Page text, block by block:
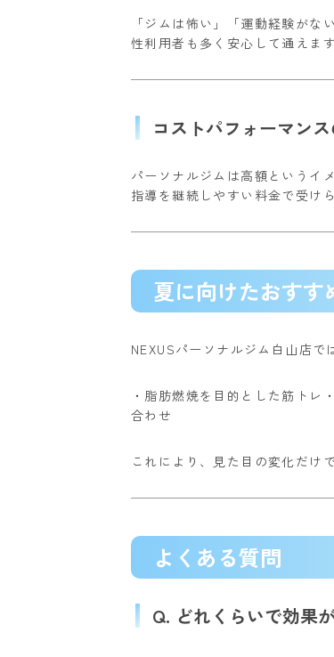
「ジムは怖い」「運動経験がな
性利用者も多く安心して通えます
コストパフォーマン
パーソナルジムは高額というイ
指導を継続しやすい料金で受け
夏に向けたおすす
NEXUSパーソナルジム白山店で
・脂肪燃焼を目的とした筋トレ
合わせ
これにより、見た目の変化だけ
よくある質問
Q. どれくらいで効果